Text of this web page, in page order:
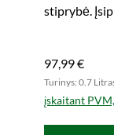
stiprybė.
97,99 €
Turinys: 0.7
įskaitant